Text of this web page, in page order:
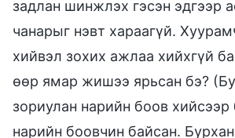
задлан шинжлэх гэсэн эдгээр
чанарыг нэвт хараагүй.
хийвэл зохих ажлаа хийхгүй
өөр ямар жишээ ярьсан бэ?
зориулан нарийн боов хийсээр
нарийн боовчин байсан.